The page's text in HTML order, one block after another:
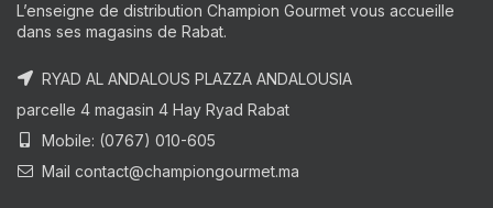
L’enseigne de distribution Champion Gourmet vous accueille
dans ses magasins de Rabat.
RYAD AL ANDALOUS PLAZZA ANDALOUSIA
parcelle 4 magasin 4 Hay Ryad Rabat
Mobile: (0767) 010-605
Mail contact@championgourmet.ma